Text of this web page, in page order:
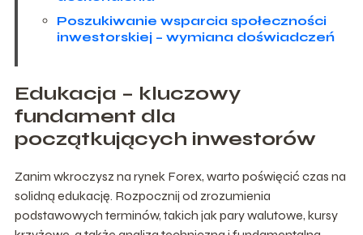
Poszukiwanie wsparcia społeczności
inwestorskiej – wymiana doświadczeń
Edukacja – kluczowy
fundament dla
początkujących inwestorów
Zanim wkroczysz na rynek Forex, warto poświęcić czas na
solidną edukację. Rozpocznij od zrozumienia
podstawowych terminów, takich jak pary walutowe, kursy